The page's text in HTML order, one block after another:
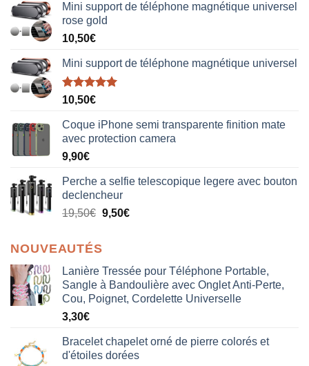
Mini support de téléphone magnétique universel
rose gold
10,50€
Mini support de téléphone magnétique universel
Note5.00
10,50€
Coque iPhone semi transparente finition mate
avec protection camera
9,90€
Perche a selfie telescopique legere avec bouton
declencheur
19,50€ 9,50€
NOUVEAUTÉS
Lanière Tressée pour Téléphone Portable,
Sangle à Bandoulière avec Onglet Anti-Perte,
Cou, Poignet, Cordelette Universelle
3,30€
Bracelet chapelet orné de pierre colorés et
d'étoiles dorées